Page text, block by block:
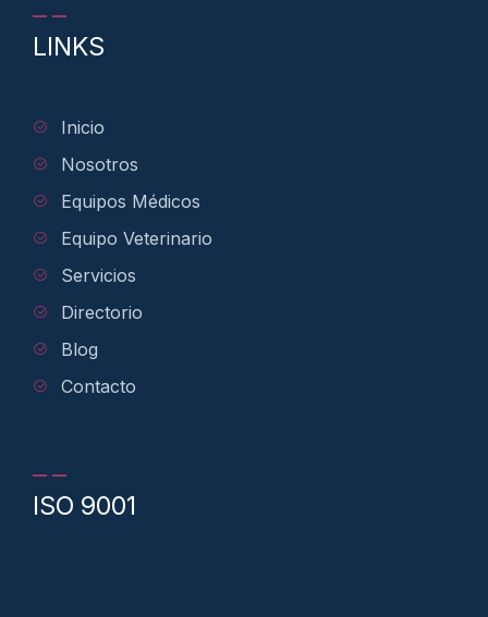
LINKS
Inicio
Nosotros
Equipos Médicos
Equipo Veterinario
Servicios
Directorio
Blog
Contacto
ISO 9001